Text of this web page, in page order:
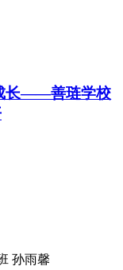
长——善琏学校
孙雨馨